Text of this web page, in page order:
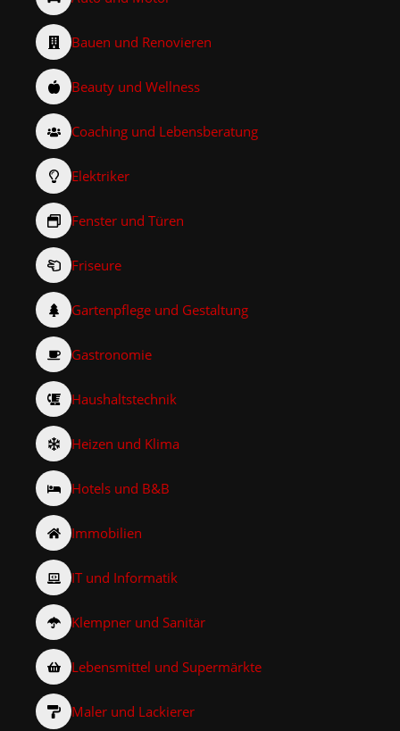
Bauen und Renovieren
Beauty und Wellness
Coaching und Lebensberatung
Elektriker
Fenster und Türen
Friseure
Gartenpflege und Gestaltung
Gastronomie
Haushaltstechnik
Heizen und Klima
Hotels und B&B
Immobilien
IT und Informatik
Klempner und Sanitär
Lebensmittel und Supermärkte
Maler und Lackierer